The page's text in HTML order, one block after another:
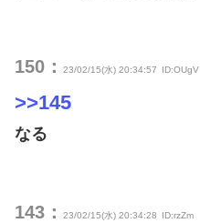
150： 23/02/15(水) 20:34:57 ID:OUgV
>>145
なる
143： 23/02/15(水) 20:34:28 ID:rzZm